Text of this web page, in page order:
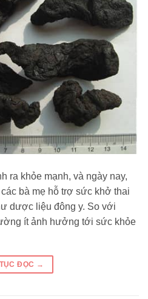
ra khỏe mạnh, và ngày nay,
bà mẹ hỗ trợ sức khở thai
dược liệu đông y. So với
ít ảnh hưởng tới sức khỏe
ĐỌC →